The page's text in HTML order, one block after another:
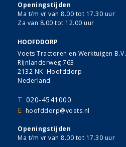
Openingstijden
Ma t/m vr van 8.00 tot 17.30 uur
Za van 8.00 tot 12.00 uur
HOOFDDORP
Voets Tractoren en Werktuigen B.V.
Rijnlanderweg 763
2132 NK Hoofddorp
Nederland
T 020-4541000
E hoofddorp@voets.nl
Openingstijden
Ma t/m vr van 8.00 tot 17.30 uur